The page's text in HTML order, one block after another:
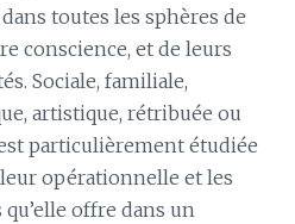
toutes les sphères de
conscience, et de leurs
Sociale, familiale,
artistique, rétribuée ou
particulièrement étudiée
opérationnelle et les
offre dans un